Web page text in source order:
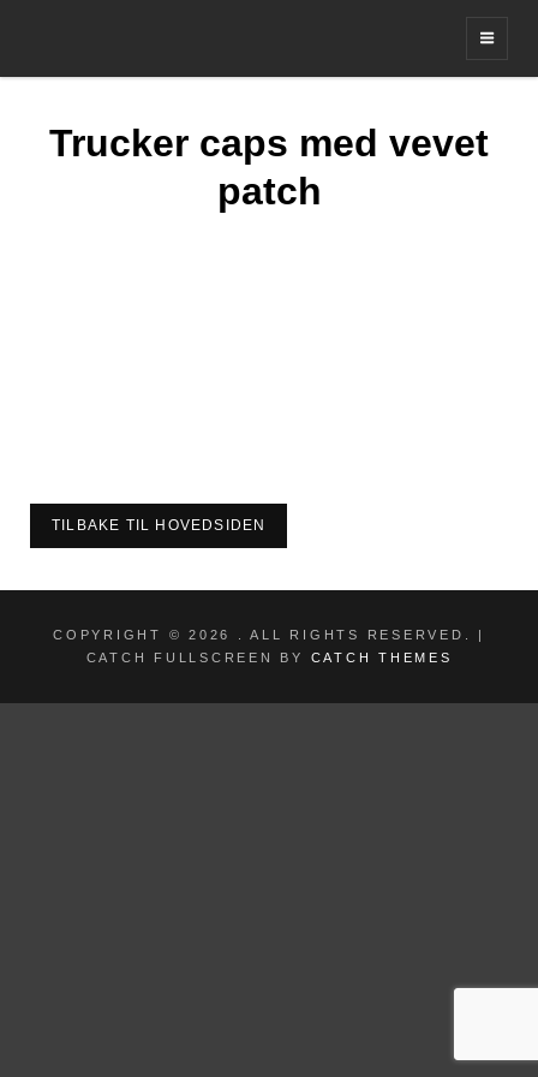
Trucker caps med vevet
patch
TILBAKE TIL HOVEDSIDEN
COPYRIGHT © 2026
. ALL RIGHTS RESERVED. |
CATCH FULLSCREEN BY CATCH THEMES